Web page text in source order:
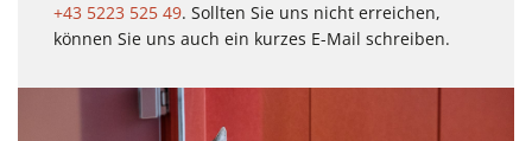
+43 5223 525 49. Sollten Sie uns nicht erreichen,
können Sie uns auch ein kurzes E-Mail schreiben.